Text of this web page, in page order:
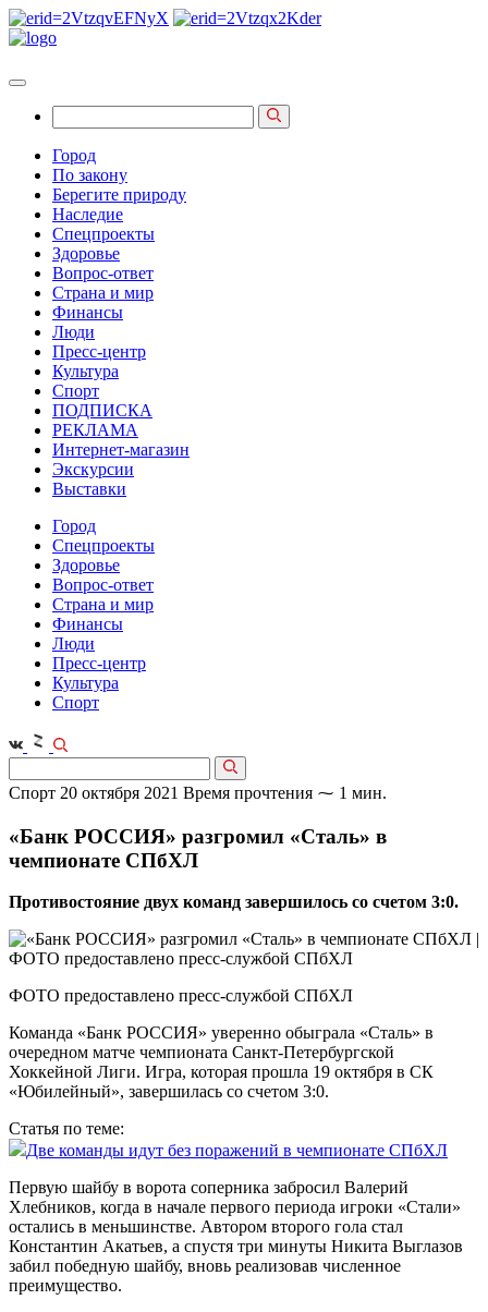
Город
По закону
Берегите природу
Наследие
Спецпроекты
Здоровье
Вопрос-ответ
Страна и мир
Финансы
Люди
Пресс-центр
Культура
Спорт
ПОДПИСКА
РЕКЛАМА
Интернет-магазин
Экскурсии
Выставки
Город
Спецпроекты
Здоровье
Вопрос-ответ
Страна и мир
Финансы
Люди
Пресс-центр
Культура
Спорт
Спорт 20 октября 2021 Время прочтения ⁓ 1 мин.
«Банк РОССИЯ» разгромил «Сталь» в
чемпионате СПбХЛ
Противостояние двух команд завершилось со счетом 3:0.
ФОТО предоставлено пресс-службой СПбХЛ
Команда «Банк РОССИЯ» уверенно обыграла «Сталь» в
очередном матче чемпионата Санкт-Петербургской
Хоккейной Лиги. Игра, которая прошла 19 октября в СК
«Юбилейный», завершилась со счетом 3:0.
Статья по теме:
Две команды идут без поражений в чемпионате СПбХЛ
Первую шайбу в ворота соперника забросил Валерий
Хлебников, когда в начале первого периода игроки «Стали»
остались в меньшинстве. Автором второго гола стал
Константин Акатьев, а спустя три минуты Никита Выглазов
забил победную шайбу, вновь реализовав численное
преимущество.